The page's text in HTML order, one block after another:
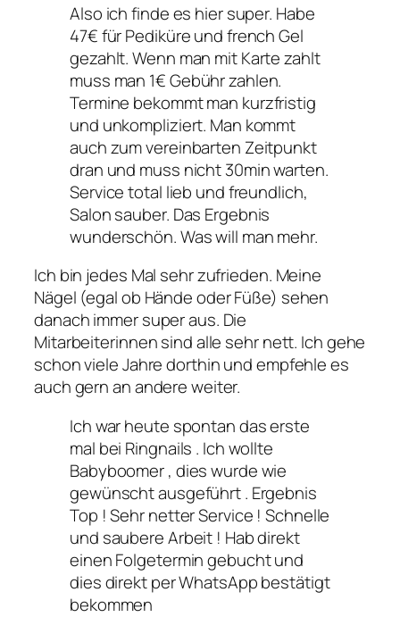
Also ich finde es hier super. Habe
47€ für Pediküre und french Gel
gezahlt. Wenn man mit Karte zahlt
muss man 1€ Gebühr zahlen.
Termine bekommt man kurzfristig
und unkompliziert. Man kommt
auch zum vereinbarten Zeitpunkt
dran und muss nicht 30min warten.
Service total lieb und freundlich,
Salon sauber. Das Ergebnis
wunderschön. Was will man mehr.
Ich bin jedes Mal sehr zufrieden. Meine
Nägel (egal ob Hände oder Füße) sehen
danach immer super aus. Die
Mitarbeiterinnen sind alle sehr nett. Ich gehe
schon viele Jahre dorthin und empfehle es
auch gern an andere weiter.
Ich war heute spontan das erste
mal bei Ringnails . Ich wollte
Babyboomer , dies wurde wie
gewünscht ausgeführt . Ergebnis
Top ! Sehr netter Service ! Schnelle
und saubere Arbeit ! Hab direkt
einen Folgetermin gebucht und
dies direkt per WhatsApp bestätigt
bekommen